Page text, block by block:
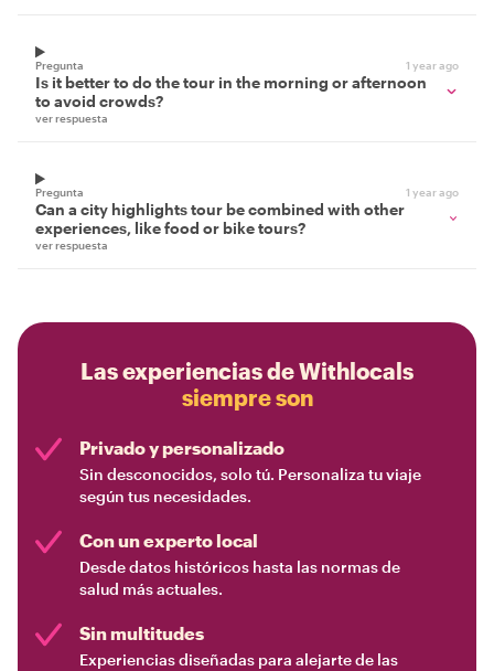
Pregunta 1 year ago
Is it better to do the tour in the morning or afternoon
to avoid crowds?
ver respuesta
Pregunta 1 year ago
Can a city highlights tour be combined with other
experiences, like food or bike tours?
ver respuesta
Las experiencias de Withlocals
siempre son
Privado y personalizado
Sin desconocidos, solo tú. Personaliza tu viaje
según tus necesidades.
Con un experto local
Desde datos históricos hasta las normas de
salud más actuales.
Sin multitudes
Experiencias diseñadas para alejarte de las